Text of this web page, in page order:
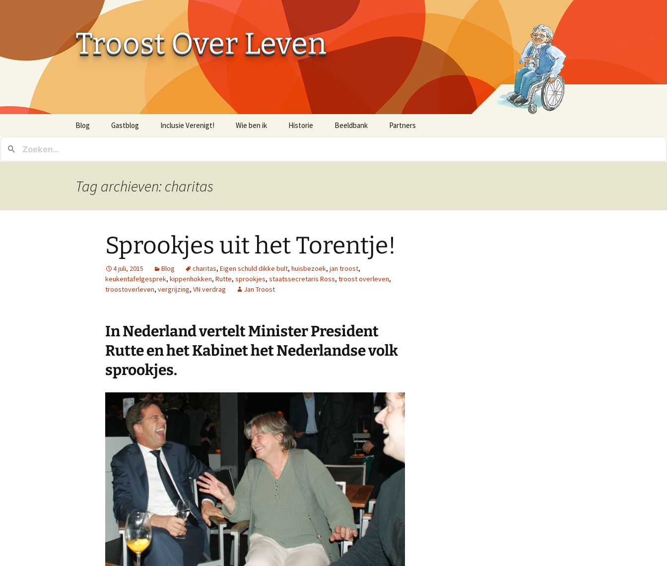
Troost Over Leven
Blog Gastblog Inclusie Verenigt! Wie ben ik Historie Beeldbank Partners
Tag archieven: charitas
Sprookjes uit het Torentje!
4 juli, 2015 Blog charitas, Eigen schuld dikke bult, huisbezoek, jan troost,
keukentafelgesprek, kippenhokken, Rutte, sprookjes, staatssecretaris Ross, troost overleven,
troostoverleven, vergrijzing, VN verdrag Jan Troost
In Nederland vertelt Minister President
Rutte en het Kabinet het Nederlandse volk
sprookjes.